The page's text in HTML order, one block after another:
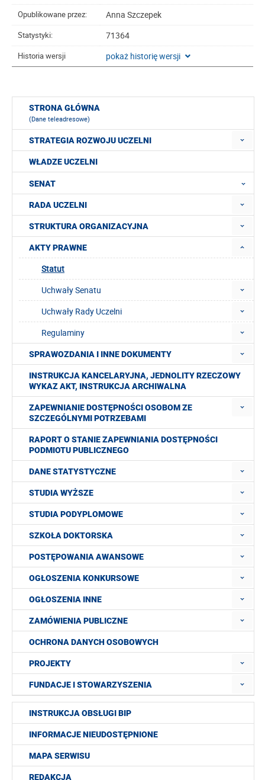
Opublikowane przez: Anna Szczepek
Statystyki: 71364
Historia wersji pokaż historię wersji
STRONA GŁÓWNA
(Dane teleadresowe)
STRATEGIA ROZWOJU UCZELNI
WŁADZE UCZELNI
SENAT
RADA UCZELNI
STRUKTURA ORGANIZACYJNA
AKTY PRAWNE
Statut
Uchwały Senatu
Uchwały Rady Uczelni
Regulaminy
SPRAWOZDANIA I INNE DOKUMENTY
INSTRUKCJA KANCELARYJNA, JEDNOLITY RZECZOWY
WYKAZ AKT, INSTRUKCJA ARCHIWALNA
ZAPEWNIANIE DOSTĘPNOŚCI OSOBOM ZE
SZCZEGÓLNYMI POTRZEBAMI
RAPORT O STANIE ZAPEWNIANIA DOSTĘPNOŚCI
PODMIOTU PUBLICZNEGO
DANE STATYSTYCZNE
STUDIA WYŻSZE
STUDIA PODYPLOMOWE
SZKOŁA DOKTORSKA
POSTĘPOWANIA AWANSOWE
OGŁOSZENIA KONKURSOWE
OGŁOSZENIA INNE
ZAMÓWIENIA PUBLICZNE
OCHRONA DANYCH OSOBOWYCH
PROJEKTY
FUNDACJE I STOWARZYSZENIA
INSTRUKCJA OBSŁUGI BIP
INFORMACJE NIEUDOSTĘPNIONE
MAPA SERWISU
REDAKCJA